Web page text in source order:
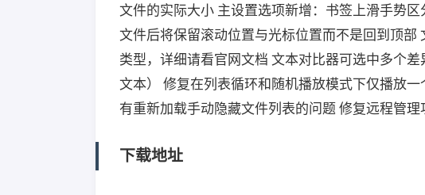
文件的实际大小 主设置选项新增：书签上滑手势
文件后将保留滚动位置与光标位置而不是回到顶部
类型，详细请看官网文档 文本对比器可选中多个
文本） 修复在列表循环和随机播放模式下仅播放
有重新加载手动隐藏文件列表的问题 修复远程管
下载地址